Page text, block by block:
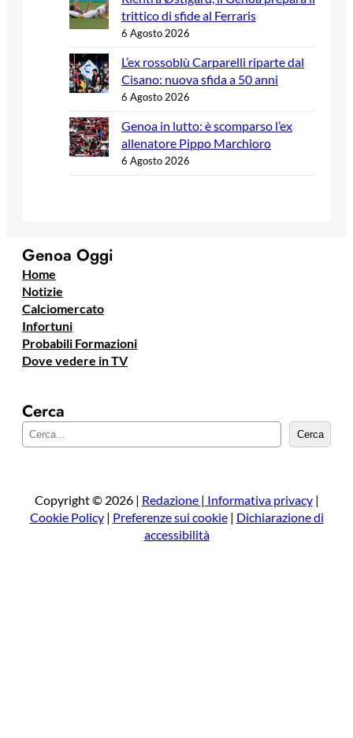
trittico di sfide al Ferraris
6 Agosto 2026
L’ex rossoblù Carparelli riparte dal
Cisano: nuova sfida a 50 anni
6 Agosto 2026
Genoa in lutto: è scomparso l’ex
allenatore Pippo Marchioro
6 Agosto 2026
Genoa Oggi
Home
Notizie
Calciomercato
Infortuni
Probabili Formazioni
Dove vedere in TV
Cerca
e
a
Cerca
Copyright © 2026 | Redazione | Informativa privacy|
Cookie Policy| Preferenze sui cookie| Dichiarazione di
accessibilità